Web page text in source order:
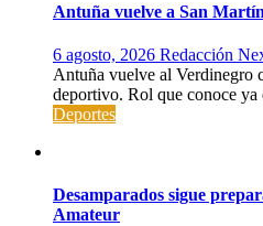
Antuña vuelve a San Martín
6 agosto, 2026 Redacción
Antuña vuelve al Verdinegro
deportivo. Rol que conoce ya
Deportes
Desamparados sigue
Amateur